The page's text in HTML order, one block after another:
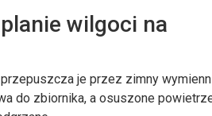
wilgoci na
je przez zimny
do zbiornika, a osuszone